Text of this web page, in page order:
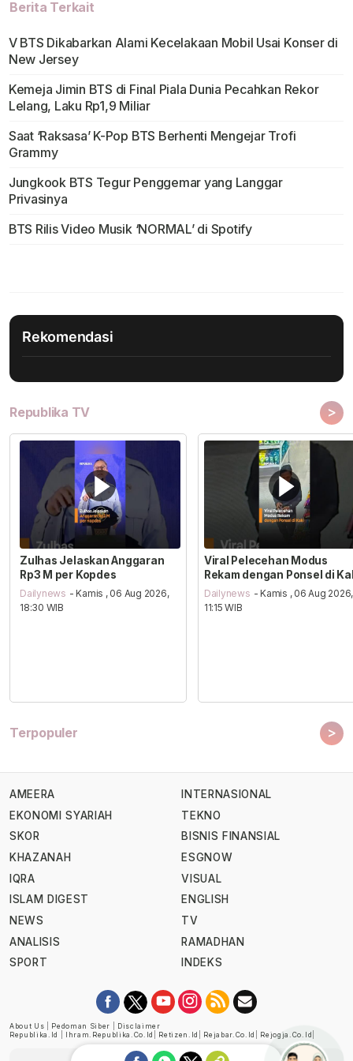
Berita Terkait
V BTS Dikabarkan Alami Kecelakaan Mobil Usai Konser di
New Jersey
Kemeja Jimin BTS di Final Piala Dunia Pecahkan Rekor
Lelang, Laku Rp1,9 Miliar
Saat ‘Raksasa’ K-Pop BTS Berhenti Mengejar Trofi
Grammy
Jungkook BTS Tegur Penggemar yang Langgar
Privasinya
BTS Rilis Video Musik ‘NORMAL’ di Spotify
Rekomendasi
Republika TV >
Zulhas Jelaskan Anggaran
Rp3 M per Kopdes
Dailynews - Kamis , 06 Aug 2026,
18:30 WIB
Viral Pelecehan Modus
Rekam dengan Ponsel di
Dailynews - Kamis , 06 Aug 2026,
11:15 WIB
Terpopuler >
AMEERA
EKONOMI SYARIAH
SKOR
KHAZANAH
IQRA
ISLAM DIGEST
NEWS
ANALISIS
SPORT
INTERNASIONAL
TEKNO
BISNIS FINANSIAL
ESGNOW
VISUAL
ENGLISH
TV
RAMADHAN
INDEKS
About Us Pedoman Siber
Disclaimer
Republika.id
Ihram.republika.co.id Retizen.id Rejabar.co.id Rejogja.co.id